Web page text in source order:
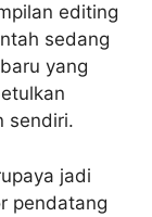
editing
sedang
yang
sendiri.
jadi
pendatang